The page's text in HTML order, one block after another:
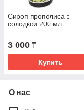
Сироп прополиса с
солодкой 200 мл
3 000 ₸
Купить
О нас